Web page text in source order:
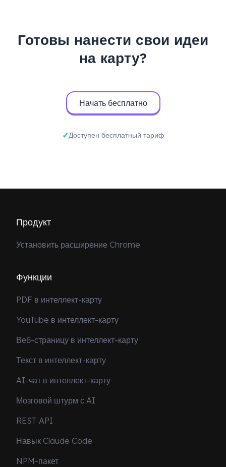
Готовы нанести свои идеи
на карту?
Начать бесплатно
Доступен бесплатный тариф
Продукт
Установить расширение Chrome
Функции
PDF в интеллект-карту
YouTube в интеллект-карту
Веб-страницу в интеллект-карту
Текст в интеллект-карту
AI-чат в интеллект-карту
Мозговой штурм с AI
REST API
Навык Claude Code
NPM-пакет